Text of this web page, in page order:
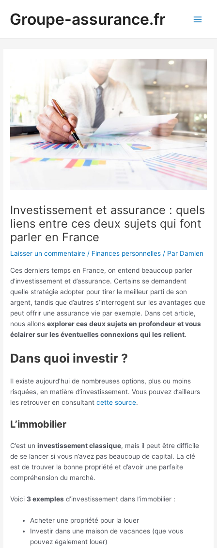
contenu
Groupe-assurance.fr
Investissement et assurance : quels
liens entre ces deux sujets qui font
parler en France
Laisser un commentaire / Finances personnelles / Par Damien
Ces derniers temps en France, on entend beaucoup parler
d’investissement et d’assurance. Certains se demandent
quelle stratégie adopter pour tirer le meilleur parti de son
argent, tandis que d’autres s’interrogent sur les avantages que
peut offrir une assurance vie par exemple. Dans cet article,
nous allonsexplorer ces deux sujets en profondeur et vous
éclairer sur les éventuelles connexions qui les relient.
Dans quoi investir ?
Il existe aujourd’hui de nombreuses options, plus ou moins
risquées, en matière d’investissement. Vous pouvez d’ailleurs
les retrouver en consultant cette source.
L’immobilier
C’est uninvestissement classique, mais il peut être difficile
de se lancer si vous n’avez pas beaucoup de capital. La clé
est de trouver la bonne propriété et d’avoir une parfaite
compréhension du marché.
Voici3 exemples d’investissement dans l’immobilier :
Acheter une propriété pour la louer
Investir dans une maison de vacances (que vous
pouvez également louer)